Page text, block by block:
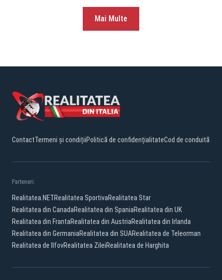
Mai Multe
ContactTermeni și condițiiPolitică de confidențialitateCod de conduită
Parteneri:
Realitatea.NETRealitatea SportivaRealitatea Star
Realitatea din CanadaRealitatea din SpaniaRealitatea din UK
Realitatea din FrantaRealitatea din AustriaRealitatea din Irlanda
Realitatea din GermaniaRealitatea din SUARealitatea de Teleorman
Realitatea de IlfovRealitatea ZileiRealitatea de Harghita